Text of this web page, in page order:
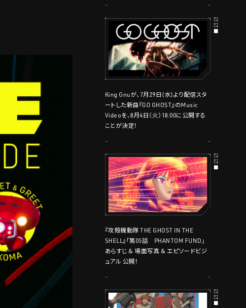
King Gnuが、7月29日(水)より配信スタ
ートした新曲『GO GHOST』のMusic
Videoを、8月4日（火）18:00に公開する
ことが決定！
『攻殻機動隊 THE GHOST IN THE
SHELL』「第05話 PHANTOM FUND」
あらすじ ＆ 場面写真 ＆ エピソードビジ
ュアル 公開！